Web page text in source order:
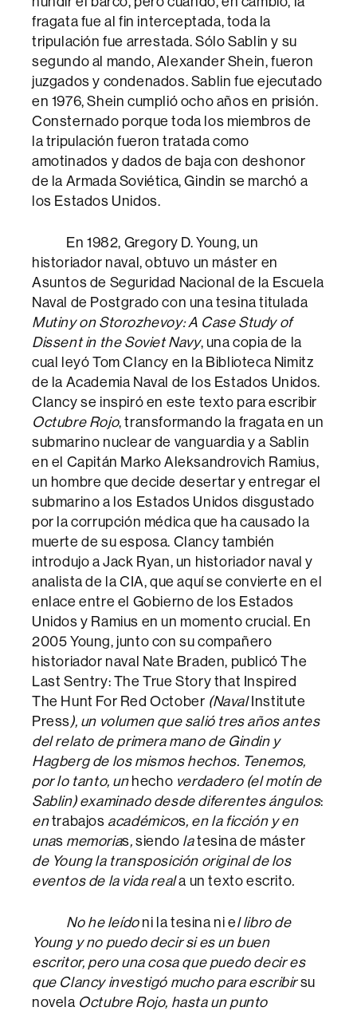
fragata fue al fin interceptada, toda la
tripulación fue arrestada. Sólo Sablin y su
segundo al mando, Alexander Shein, fueron
juzgados y condenados. Sablin fue ejecutado
en 1976, Shein cumplió ocho años en prisión.
Consternado porque toda los miembros de
la tripulación fueron tratada como
amotinados y dados de baja con deshonor
de la Armada Soviética, Gindin se marchó a
los Estados Unidos.
En 1982, Gregory D. Young, un
historiador naval, obtuvo un máster en
Asuntos de Seguridad Nacional de la Escuela
Naval de Postgrado con una tesina titulada
Mutiny on Storozhevoy: A Case Study of
Dissent in the Soviet Navy, una copia de la
cual leyó Tom Clancy en la Biblioteca Nimitz
de la Academia Naval de los Estados Unidos.
Clancy se inspiró en este texto para escribir
Octubre Rojo, transformando la fragata en un
submarino nuclear de vanguardia y a Sablin
en el Capitán Marko Aleksandrovich Ramius,
un hombre que decide desertar y entregar el
submarino a los Estados Unidos disgustado
por la corrupción médica que ha causado la
muerte de su esposa. Clancy también
introdujo a Jack Ryan, un historiador naval y
analista de la CIA, que aquí se convierte en el
enlace entre el Gobierno de los Estados
Unidos y Ramius en un momento crucial. En
2005 Young, junto con su compañero
historiador naval Nate Braden, publicó The
Last Sentry: The True Story that Inspired
The Hunt For Red October (NavalInstitute
Press), un volumen que salió tres años antes
del relato de primera mano de Gindin y
Hagberg de los mismos hechos. Tenemos,
por lo tanto, un hecho verdadero (el motín de
Sablin) examinado desde diferentes ángulos:
entrabajos académicos, en la ficción y en
unas memorias,siendo latesina de máster
de Young la transposición original de los
eventos de la vida reala un texto escrito.
No he leído ni la tesina ni el libro de
Young y no puedo decir si es un buen
escritor, pero una cosa que puedo decir es
que Clancy investigó mucho para escribirsu
novela Octubre Rojo, hasta un punto